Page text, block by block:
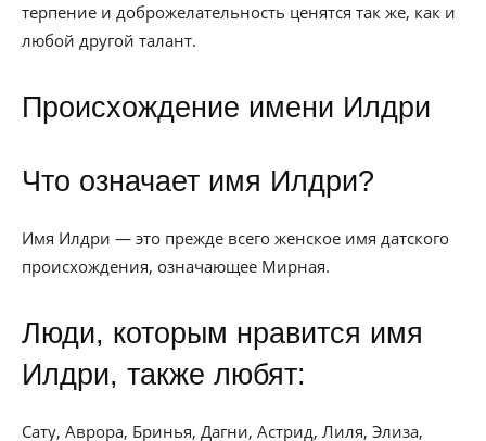
терпение и доброжелательность ценятся так же, как и
любой другой талант.
Происхождение имени Илдри
Что означает имя Илдри?
Имя Илдри — это прежде всего женское имя датского
происхождения, означающее Мирная.
Люди, которым нравится имя
Илдри, также любят:
Сату, Аврора, Бринья, Дагни, Астрид, Лиля, Элиза,